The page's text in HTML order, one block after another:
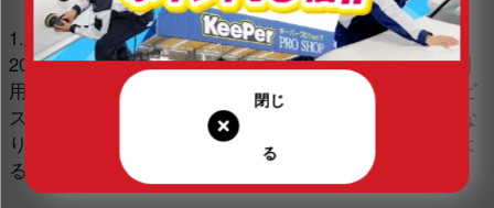
1.経緯
2013年6月11日、お客様より身に覚えのないポイント利
用履歴があるとのお問い合わせをいただき、該当サービ
スを即時停止した上、調査を行ったところ、お客様にな
りすましてIDとパスワードを使用した不正ログインによ
るポイントの交換利用が確認されました。